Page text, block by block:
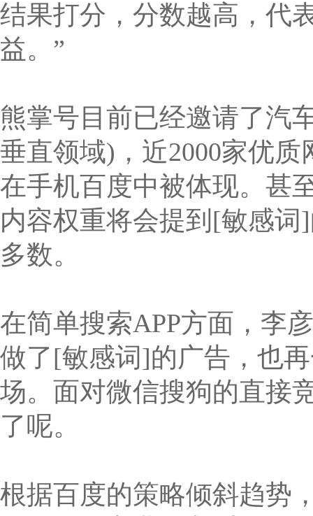
结果打分，分数越高，代
益。”
熊掌号目前已经邀请了汽
垂直领域)，近2000家优
在手机百度中被体现。甚
内容权重将会提到[敏感词
多数。
在简单搜索APP方面，李
做了[敏感词]的广告，也
场。面对微信搜狗的直接
了呢。
根据百度的策略倾斜趋势